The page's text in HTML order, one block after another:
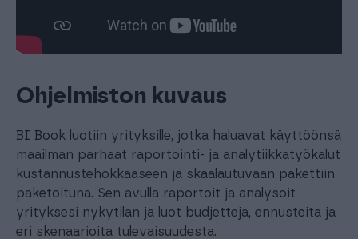
Ohjelmiston kuvaus
BI Book luotiin yrityksille, jotka haluavat käyttöönsä
maailman parhaat raportointi- ja analytiikkatyökalut
kustannustehokkaaseen ja skaalautuvaan pakettiin
paketoituna. Sen avulla raportoit ja analysoit
yrityksesi nykytilan ja luot budjetteja, ennusteita ja
eri skenaarioita tulevaisuudesta.